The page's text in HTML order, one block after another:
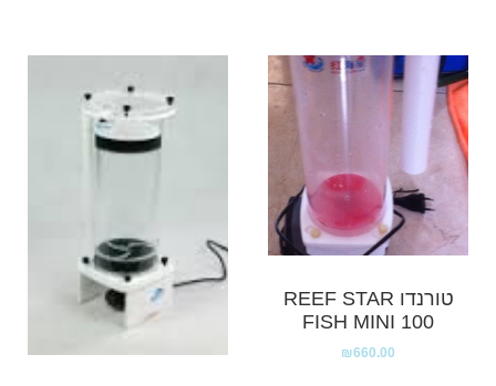
טורנדו REEF STAR
FISH MINI 100
₪660.00